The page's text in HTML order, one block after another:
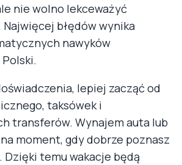
nie wolno lekceważyć
błędów wynika
nawyków
lepiej zacząć od
taksówek i
transferów. Wynajem auta lub
moment, gdy dobrze poznasz
Dzięki temu wakacje będą